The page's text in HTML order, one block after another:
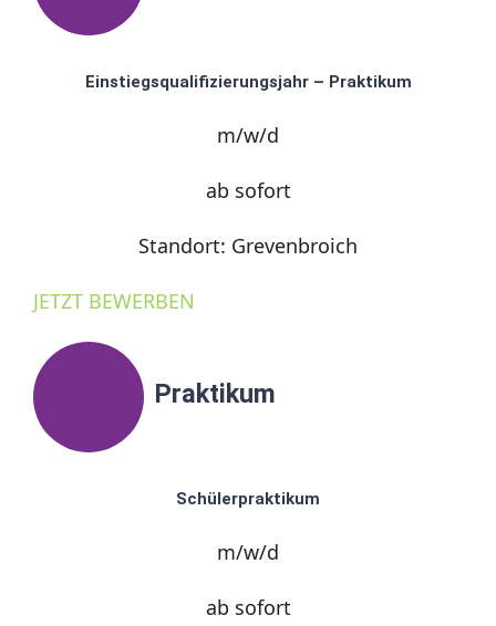
Einstiegsqualifizierungsjahr – Praktikum
m/w/d
ab sofort
Standort: Grevenbroich
JETZT BEWERBEN
Praktikum
Schülerpraktikum
m/w/d
ab sofort